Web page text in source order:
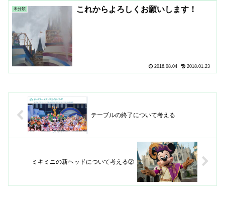
未分類 これからよろしくお願いします！
2016.08.04 2018.01.23
テーブルの終了について考える
ミキミニの新ヘッドについて考える②